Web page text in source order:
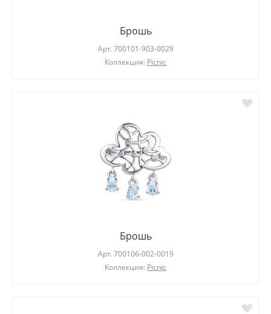
Брошь
Арт. 700101-903-0029
Коллекция: Picnic
Брошь
Арт. 700106-002-0019
Коллекция: Picnic